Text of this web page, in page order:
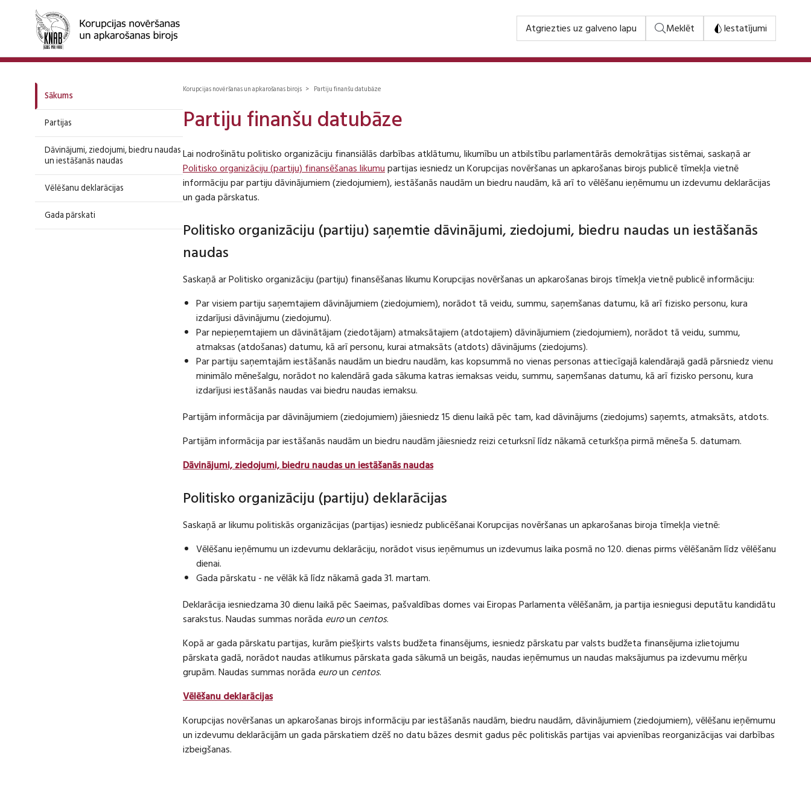
Atgriezties uz galveno lapu Meklēt Iestatījumi
Sākums
Partijas
Dāvinājumi, ziedojumi, biedru naudas
un iestāšanās naudas
Vēlēšanu deklarācijas
Gada pārskati
Korupcijas novēršanas un apkarošanas birojs > Partiju finanšu datubāze
Partiju finanšu datubāze
Lai nodrošinātu politisko organizāciju finansiālās darbības atklātumu, likumību un atbilstību parlamentārās demokrātijas sistēmai, saskaņā ar
Politisko organizāciju (partiju) finansēšanas likumupartijas iesniedz un Korupcijas novēršanas un apkarošanas birojs publicē tīmekļa vietnē
informāciju par partiju dāvinājumiem (ziedojumiem), iestāšanās naudām un biedru naudām, kā arī to vēlēšanu ieņēmumu un izdevumu deklarācijas
un gada pārskatus.
Politisko organizāciju (partiju) saņemtie dāvinājumi, ziedojumi, biedru naudas un iestāšanās
naudas
Saskaņā ar Politisko organizāciju (partiju) finansēšanas likumu Korupcijas novēršanas un apkarošanas birojs tīmekļa vietnē publicē informāciju:
Par visiem partiju saņemtajiem dāvinājumiem (ziedojumiem), norādot tā veidu, summu, saņemšanas datumu, kā arī fizisko personu, kura
izdarījusi dāvinājumu (ziedojumu).
Par nepieņemtajiem un dāvinātājam (ziedotājam) atmaksātajiem (atdotajiem) dāvinājumiem (ziedojumiem), norādot tā veidu, summu,
atmaksas (atdošanas) datumu, kā arī personu, kurai atmaksāts (atdots) dāvinājums (ziedojums).
Par partiju saņemtajām iestāšanās naudām un biedru naudām, kas kopsummā no vienas personas attiecīgajā kalendārajā gadā pārsniedz vienu
minimālo mēnešalgu, norādot no kalendārā gada sākuma katras iemaksas veidu, summu, saņemšanas datumu, kā arī fizisko personu, kura
izdarījusi iestāšanās naudas vai biedru naudas iemaksu.
Partijām informācija par dāvinājumiem (ziedojumiem) jāiesniedz 15 dienu laikā pēc tam, kad dāvinājums (ziedojums) saņemts, atmaksāts, atdots.
Partijām informācija par iestāšanās naudām un biedru naudām jāiesniedz reizi ceturksnī līdz nākamā ceturkšņa pirmā mēneša 5. datumam.
Dāvinājumi, ziedojumi, biedru naudas un iestāšanās naudas
Politisko organizāciju (partiju) deklarācijas
Saskaņā ar likumu politiskās organizācijas (partijas) iesniedz publicēšanai Korupcijas novēršanas un apkarošanas biroja tīmekļa vietnē:
Vēlēšanu ieņēmumu un izdevumu deklarāciju, norādot visus ieņēmumus un izdevumus laika posmā no 120. dienas pirms vēlēšanām līdz vēlēšanu
dienai.
Gada pārskatu - ne vēlāk kā līdz nākamā gada 31. martam.
Deklarācija iesniedzama 30 dienu laikā pēc Saeimas, pašvaldības domes vai Eiropas Parlamenta vēlēšanām, ja partija iesniegusi deputātu kandidātu
sarakstus. Naudas summas norāda euroun centos.
Kopā ar gada pārskatu partijas, kurām piešķirts valsts budžeta finansējums, iesniedz pārskatu par valsts budžeta finansējuma izlietojumu
pārskata gadā, norādot naudas atlikumus pārskata gada sākumā un beigās, naudas ieņēmumus un naudas maksājumus pa izdevumu mērķu
grupām. Naudas summas norāda euroun centos.
Vēlēšanu deklarācijas
Korupcijas novēršanas un apkarošanas birojs informāciju par iestāšanās naudām, biedru naudām, dāvinājumiem (ziedojumiem), vēlēšanu ieņēmumu
un izdevumu deklarācijām un gada pārskatiem dzēš no datu bāzes desmit gadus pēc politiskās partijas vai apvienības reorganizācijas vai darbības
izbeigšanas.